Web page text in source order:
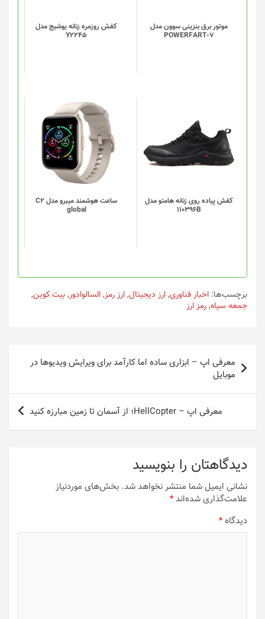
موتور برق بنزینی سوون مدل
POWERFART-7
کفش روزمره زنانه یوشیج مدل
Y2245
کفش پیاده روی زنانه هامتو مدل
110396B
محصول
دارای
انواع
مختلفی
گزینه
ها
محصول
انتخاب
شوند
ساعت هوشمند میبرو مدل C2
global
این
محصول
دارای
انواع
مختلفی
می
گزینه
ها
محصول
شوند
برچسب‌ها: اخبار فناوری,ارز دیجیتال,ارز رمز,السالوادور,بیت کوین,
جمعه سیاه,رمز ارز
راهبری
نوشتهمعرفی اپ – ابزاری ساده اما کارآمد برای ویرایش ویدیوها در
موبایل
معرفی اپ – HellCopter؛ از آسمان تا زمین مبارزه کنید
دیدگاهتان را بنویسید
نشانی ایمیل شما منتشر نخواهد شد. بخش‌های موردنیاز
علامت‌گذاری شده‌اند*
دیدگاه*